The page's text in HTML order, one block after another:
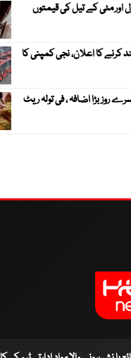
اور مٹی کے تیل کی قیمتوں
سے بند کرنے کا اعلان، نجی کمپنی کا
بڑا اضافہ ، فی تولہ ریٹ